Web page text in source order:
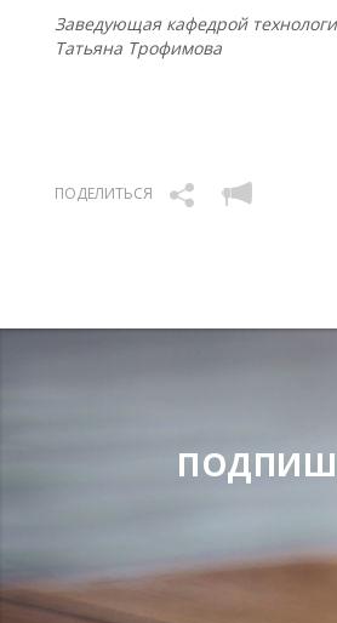
Заведующая кафедрой
Татьяна Трофимова
ПОДЕЛИТЬСЯ